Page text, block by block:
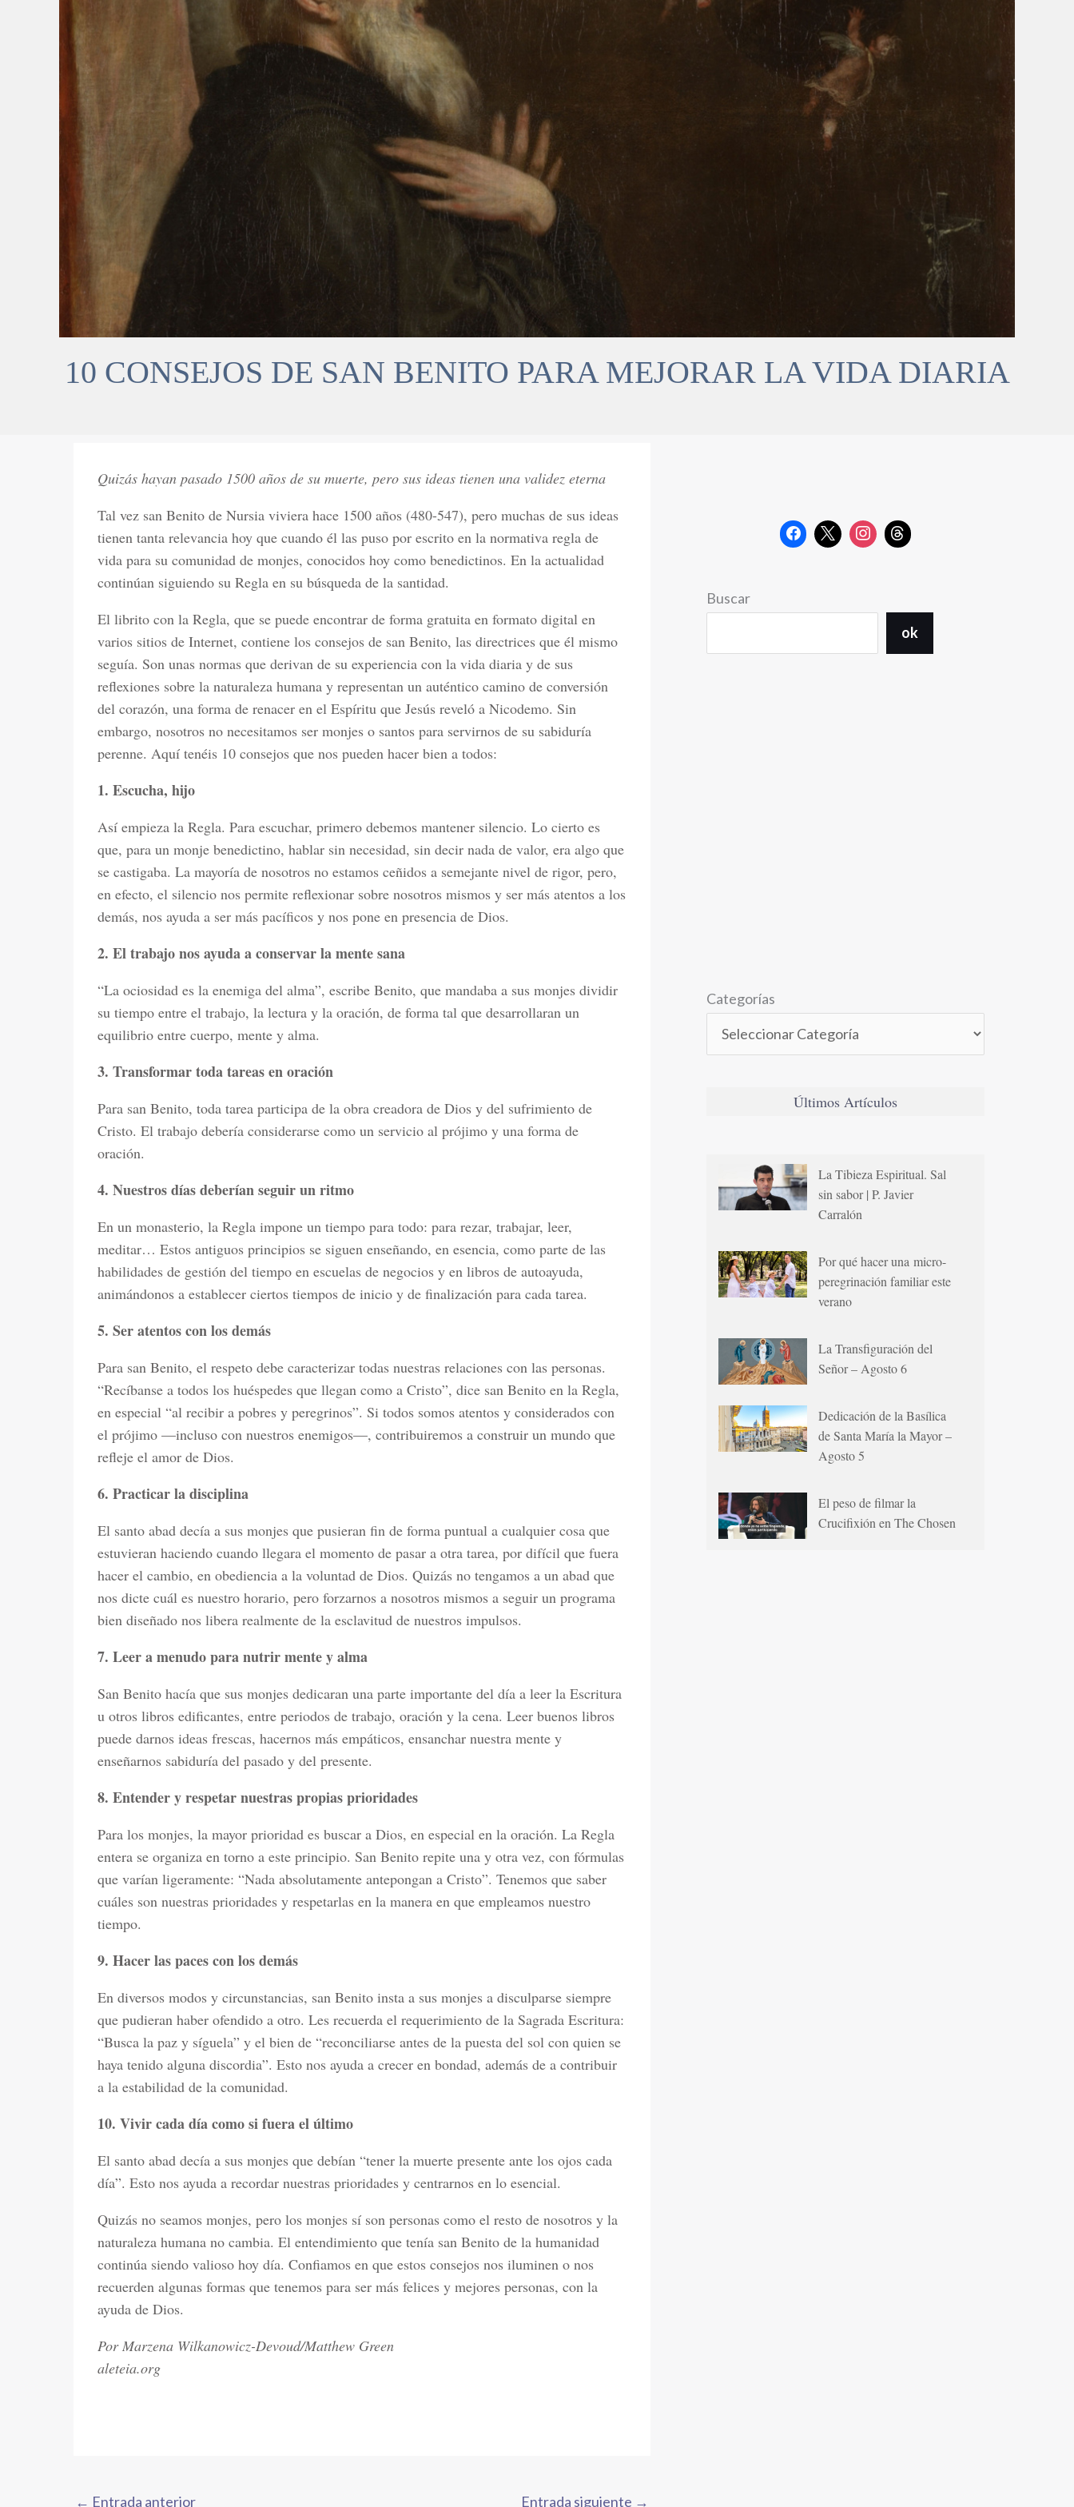
10 CONSEJOS DE SAN BENITO PARA MEJORAR LA VIDA DIARIA
Quizás hayan pasado 1500 años de su muerte, pero sus ideas tienen una validez eterna
Tal vez san Benito de Nursia viviera hace 1500 años (480-547), pero muchas de sus ideas
tienen tanta relevancia hoy que cuando él las puso por escrito en la normativa regla de
vida para su comunidad de monjes, conocidos hoy como benedictinos. En la actualidad
continúan siguiendo su Regla en su búsqueda de la santidad.
El librito con la Regla, que se puede encontrar de forma gratuita en formato digital en
varios sitios de Internet, contiene los consejos de san Benito, las directrices que él mismo
seguía. Son unas normas que derivan de su experiencia con la vida diaria y de sus
reflexiones sobre la naturaleza humana y representan un auténtico camino de conversión
del corazón, una forma de renacer en el Espíritu que Jesús reveló a Nicodemo. Sin
embargo, nosotros no necesitamos ser monjes o santos para servirnos de su sabiduría
perenne. Aquí tenéis 10 consejos que nos pueden hacer bien a todos:
1. Escucha, hijo
Así empieza la Regla. Para escuchar, primero debemos mantener silencio. Lo cierto es
que, para un monje benedictino, hablar sin necesidad, sin decir nada de valor, era algo que
se castigaba. La mayoría de nosotros no estamos ceñidos a semejante nivel de rigor, pero,
en efecto, el silencio nos permite reflexionar sobre nosotros mismos y ser más atentos a los
demás, nos ayuda a ser más pacíficos y nos pone en presencia de Dios.
2. El trabajo nos ayuda a conservar la mente sana
“La ociosidad es la enemiga del alma”, escribe Benito, que mandaba a sus monjes dividir
su tiempo entre el trabajo, la lectura y la oración, de forma tal que desarrollaran un
equilibrio entre cuerpo, mente y alma.
3. Transformar toda tareas en oración
Para san Benito, toda tarea participa de la obra creadora de Dios y del sufrimiento de
Cristo. El trabajo debería considerarse como un servicio al prójimo y una forma de
oración.
4. Nuestros días deberían seguir un ritmo
En un monasterio, la Regla impone un tiempo para todo: para rezar, trabajar, leer,
meditar… Estos antiguos principios se siguen enseñando, en esencia, como parte de las
habilidades de gestión del tiempo en escuelas de negocios y en libros de autoayuda,
animándonos a establecer ciertos tiempos de inicio y de finalización para cada tarea.
5. Ser atentos con los demás
Para san Benito, el respeto debe caracterizar todas nuestras relaciones con las personas.
“Recíbanse a todos los huéspedes que llegan como a Cristo”, dice san Benito en la Regla,
en especial “al recibir a pobres y peregrinos”. Si todos somos atentos y considerados con
el prójimo —incluso con nuestros enemigos—, contribuiremos a construir un mundo que
refleje el amor de Dios.
6. Practicar la disciplina
El santo abad decía a sus monjes que pusieran fin de forma puntual a cualquier cosa que
estuvieran haciendo cuando llegara el momento de pasar a otra tarea, por difícil que fuera
hacer el cambio, en obediencia a la voluntad de Dios. Quizás no tengamos a un abad que
nos dicte cuál es nuestro horario, pero forzarnos a nosotros mismos a seguir un programa
bien diseñado nos libera realmente de la esclavitud de nuestros impulsos.
7. Leer a menudo para nutrir mente y alma
San Benito hacía que sus monjes dedicaran una parte importante del día a leer la Escritura
u otros libros edificantes, entre periodos de trabajo, oración y la cena. Leer buenos libros
puede darnos ideas frescas, hacernos más empáticos, ensanchar nuestra mente y
enseñarnos sabiduría del pasado y del presente.
8. Entender y respetar nuestras propias prioridades
Para los monjes, la mayor prioridad es buscar a Dios, en especial en la oración. La Regla
entera se organiza en torno a este principio. San Benito repite una y otra vez, con fórmulas
que varían ligeramente: “Nada absolutamente antepongan a Cristo”. Tenemos que saber
cuáles son nuestras prioridades y respetarlas en la manera en que empleamos nuestro
tiempo.
9. Hacer las paces con los demás
En diversos modos y circunstancias, san Benito insta a sus monjes a disculparse siempre
que pudieran haber ofendido a otro. Les recuerda el requerimiento de la Sagrada Escritura:
“Busca la paz y síguela” y el bien de “reconciliarse antes de la puesta del sol con quien se
haya tenido alguna discordia”. Esto nos ayuda a crecer en bondad, además de a contribuir
a la estabilidad de la comunidad.
10. Vivir cada día como si fuera el último
El santo abad decía a sus monjes que debían “tener la muerte presente ante los ojos cada
día”. Esto nos ayuda a recordar nuestras prioridades y centrarnos en lo esencial.
Quizás no seamos monjes, pero los monjes sí son personas como el resto de nosotros y la
naturaleza humana no cambia. El entendimiento que tenía san Benito de la humanidad
continúa siendo valioso hoy día. Confiamos en que estos consejos nos iluminen o nos
recuerden algunas formas que tenemos para ser más felices y mejores personas, con la
ayuda de Dios.
Por Marzena Wilkanowicz-Devoud/Matthew Green
aleteia.org
← Entrada anterior Entrada siguiente →
Buscar
ok
Categorías
Últimos Artículos
La Tibieza Espiritual. Sal
sin sabor | P. Javier
Carralón
Por qué hacer una micro-
peregrinación familiar este
verano
La Transfiguración del
Señor – Agosto 6
Dedicación de la Basílica
de Santa María la Mayor –
Agosto 5
El peso de filmar la
Crucifixión en The Chosen